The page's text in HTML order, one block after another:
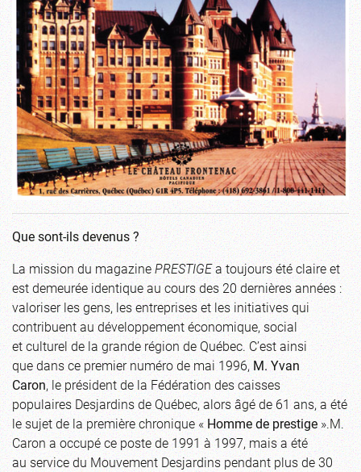
Que sont-ils devenus ?
La mission du magazinePRESTIGEa toujours été claire et
est demeurée identique au cours des 20 dernières années :
valoriser les gens, les entreprises et les initiatives qui
contribuent au développement économique, social
et culturel de la grande région de Québec. C’est ainsi
que dans ce premier numéro de mai 1996,M. Yvan
Caron, le président de la Fédération des caisses
populaires Desjardins de Québec, alors âgé de 61 ans, a été
le sujet de la première chronique «Homme de prestige».M.
Caron a occupé ce poste de 1991 à 1997, mais a été
au service du Mouvement Desjardins pendant plus de 30